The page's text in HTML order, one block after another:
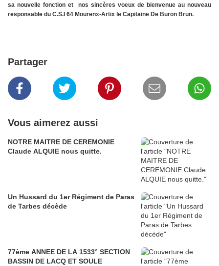
sa nouvelle fonction et nos sincères voeux de bienvenue au nouveau
responsable du C.S.I 64 Mourenx-Artix le Capitaine De Buron Brun.
Partager
Vous aimerez aussi
NOTRE MAITRE DE CEREMONIE
Claude ALQUIE nous quitte.
Un Hussard du 1er Régiment de Paras
de Tarbes décède
77ème ANNEE DE LA 1533° SECTION
BASSIN DE LACQ ET SOULE